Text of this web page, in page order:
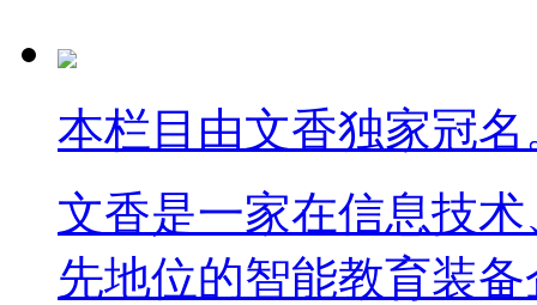
本栏目由文香独家冠名
文香是一家在信息技
先地位的智能教育装